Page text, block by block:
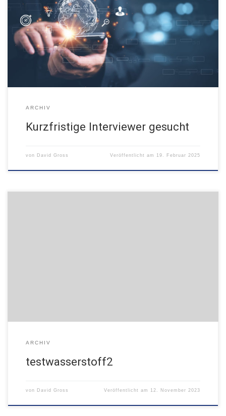
ARCHIV
Kurzfristige Interviewer gesucht
von David Gross Veröffentlicht am 19. Februar 2025
ARCHIV
testwasserstoff2
von David Gross Veröffentlicht am 12. November 2023